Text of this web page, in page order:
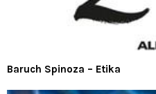
Baruch Spinoza – Etika